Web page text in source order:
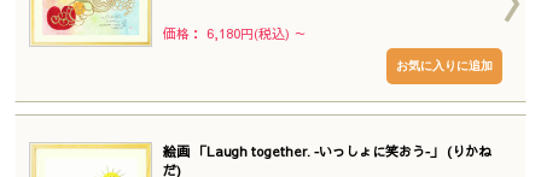
価格： 6,180円(税込) ～
絵画 「Laugh together. ‐いっしょに笑おう‐」 (りかね
だ)